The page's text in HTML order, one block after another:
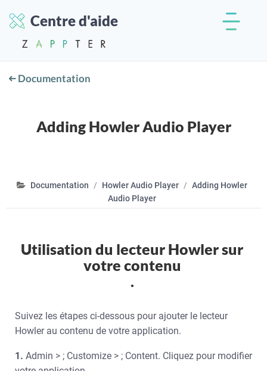
Centre d'aide
Documentation
Adding Howler Audio Player
Documentation Howler Audio Player
Adding Howler
Audio Player
Utilisation du lecteur Howler sur
votre contenu
.
Suivez les étapes ci-dessous pour ajouter le lecteur
Howler au contenu de votre application.
1. Admin > ; Customize > ; Content. Cliquez pour modifier